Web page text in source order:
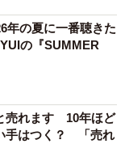
年の夏に一番聴きた
の『SUMMER
売れます 10年ほど
手はつく？ 「売れ